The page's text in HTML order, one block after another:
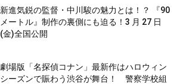
新進気鋭の監督・中川駿の魅力とは！？ 『90
メートル』制作の裏側にも迫る！3 月 27 日
(金)全国公開
劇場版「名探偵コナン」最新作はハロウィン
シーズンで賑わう渋谷が舞台！ 警察学校組